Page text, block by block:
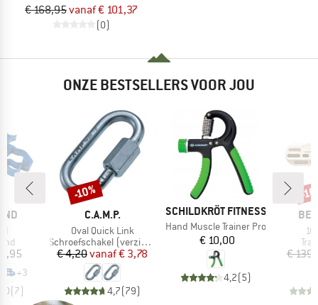
€ 168,95vanaf € 101,37
(0)
ONZE BESTSELLERS VOOR JOU
+3
(7)
MERK
C.A.M.P.
Artikel
Oval Quick Link
Productgroep
Schroefschakel (verzinkt)
Prijs
€ 4,20 Verlaagde prijs
vanaf€ 3,78
4,7(79)
Korting
-10%
MERK
SCHILDKRÖT FITNESS
Artikel
Hand Muscle Trainer Pro
Prijs
€ 10,00
4,2(5)
€
-